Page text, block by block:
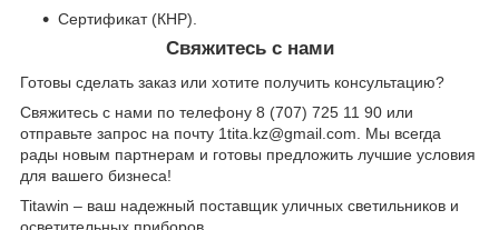
Сертификат (КНР).
Свяжитесь с нами
Готовы сделать заказ или хотите получить консультацию?
Свяжитесь с нами по телефону 8 (707) 725 11 90 или
отправьте запрос на почту 1tita.kz@gmail.com. Мы всегда
рады новым партнерам и готовы предложить лучшие условия
для вашего бизнеса!
Titawin – ваш надежный поставщик уличных светильников и